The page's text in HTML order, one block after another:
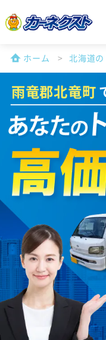
ホーム 北海道
雨竜郡北竜町